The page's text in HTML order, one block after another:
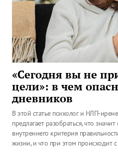
«Сегодня вы не
цели»: в чем
дневников
В этой статье психолог и НЛП-
предлагает разобраться, что
внутреннего критерия
жизни, и что при этом происходит